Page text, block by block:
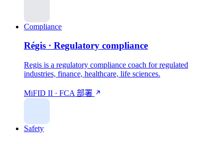
Compliance
Régis · Regulatory compliance
Regis is a regulatory compliance coach for regulated
industries, finance, healthcare, life sciences.
MiFID II · FCA 部署
Safety